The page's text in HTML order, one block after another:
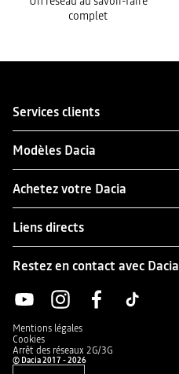
complet
Services clients
Modèles Dacia
Achetez votre Dacia
Liens directs
Restez en contact avec Dacia
Mentions légales
Cookies
Arrêt des réseaux 2G/3G
© Dacia 2017 - 2026